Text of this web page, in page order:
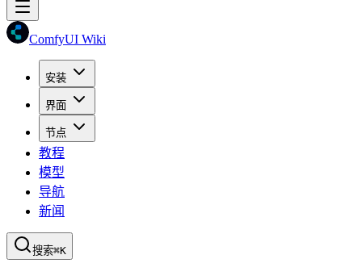
ComfyUI Wiki
安装
界面
节点
教程
模型
导航
新闻
搜索⌘K